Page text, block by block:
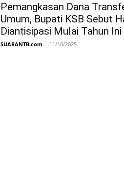
Pemangkasan Dana
Umum, Bupati KSB Sebut
Diantisipasi Mulai Tahun Ini
SUARANTB.com - 11/10/2025